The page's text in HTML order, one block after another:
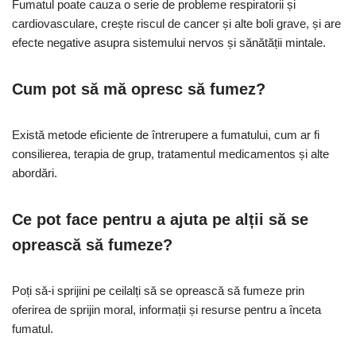
Fumatul poate cauza o serie de probleme respiratorii și
cardiovasculare, crește riscul de cancer și alte boli grave, și are
efecte negative asupra sistemului nervos și sănătății mintale.
Cum pot să mă opresc să fumez?
Există metode eficiente de întrerupere a fumatului, cum ar fi
consilierea, terapia de grup, tratamentul medicamentos și alte
abordări.
Ce pot face pentru a ajuta pe alții să se
oprească să fumeze?
Poți să-i sprijini pe ceilalți să se oprească să fumeze prin
oferirea de sprijin moral, informații și resurse pentru a înceta
fumatul.